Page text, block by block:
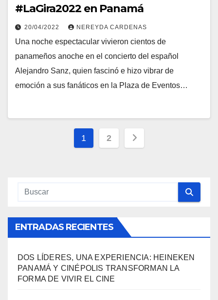
#LaGira2022 en Panamá
20/04/2022 NEREYDA CARDENAS
Una noche espectacular vivieron cientos de
panameños anoche en el concierto del español
Alejandro Sanz, quien fascinó e hizo vibrar de
emoción a sus fanáticos en la Plaza de Eventos…
Navegación
1 2
ENTRADAS RECIENTES
DOS LÍDERES, UNA EXPERIENCIA: HEINEKEN
PANAMÁ Y CINÉPOLIS TRANSFORMAN LA
FORMA DE VIVIR EL CINE